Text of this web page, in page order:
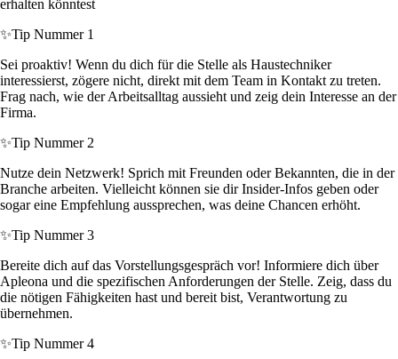
erhalten könntest
✨Tip Nummer 1
Sei proaktiv! Wenn du dich für die Stelle als Haustechniker
interessierst, zögere nicht, direkt mit dem Team in Kontakt zu treten.
Frag nach, wie der Arbeitsalltag aussieht und zeig dein Interesse an der
Firma.
✨Tip Nummer 2
Nutze dein Netzwerk! Sprich mit Freunden oder Bekannten, die in der
Branche arbeiten. Vielleicht können sie dir Insider-Infos geben oder
sogar eine Empfehlung aussprechen, was deine Chancen erhöht.
✨Tip Nummer 3
Bereite dich auf das Vorstellungsgespräch vor! Informiere dich über
Apleona und die spezifischen Anforderungen der Stelle. Zeig, dass du
die nötigen Fähigkeiten hast und bereit bist, Verantwortung zu
übernehmen.
✨Tip Nummer 4